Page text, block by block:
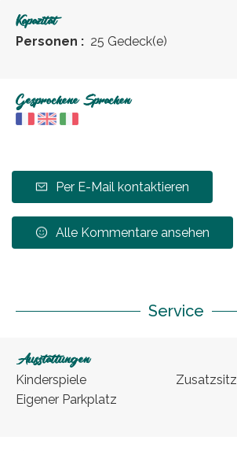
Kapazität
Personen : 25 Gedeck(e)
Gesprochene Sprachen
Per E-Mail kontaktieren
Alle Kommentare ansehen
Service
Ausstattungen
Kinderspiele
Eigener Parkplatz
Zusatzsitz